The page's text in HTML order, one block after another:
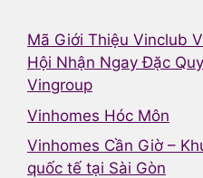
Mã Giới Thiệu Vinclub
Hội Nhận Ngay Đặc
Vingroup
Vinhomes Hóc Môn
Vinhomes Cần Giờ –
quốc tế tại Sài Gòn